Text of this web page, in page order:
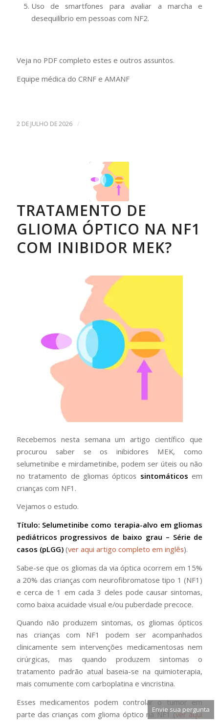
Envie sua pergunta
Uso de smartfones para avaliar a marcha e
desequilíbrio em pessoas com NF2.
Veja no PDF completo estes e outros assuntos.
Equipe médica do CRNF e AMANF
2 DE JULHO DE 2026 /
TRATAMENTO DE
GLIOMA ÓPTICO NA NF1
COM INIBIDOR MEK?
Recebemos nesta semana um artigo científico que
procurou saber se os inibidores MEK, como
selumetinibe e mirdametinibe, podem ser úteis ou não
no tratamento de gliomas ópticos sintomáticos em
crianças com NF1.
Vejamos o estudo.
Título: Selumetinibe como terapia-alvo em gliomas
pediátricos progressivos de baixo grau – Série de
casos (pLGG) (ver aqui artigo completo em inglês).
Sabe-se que os gliomas da via óptica ocorrem em 15%
a 20% das crianças com neurofibromatose tipo 1 (NF1)
e cerca de 1 em cada 3 deles pode causar sintomas,
como baixa acuidade visual e/ou puberdade precoce.
Quando não produzem sintomas, os gliomas ópticos
nas crianças com NF1 podem ser acompanhados
clinicamente sem intervenções medicamentosas nem
cirúrgicas, mas quando produzem sintomas o
tratamento padrão atual baseia-se na quimioterapia,
mais comumente com carboplatina e vincristina.
Esses medicamentos podem controlar o tumor em
parte das crianças com glioma óptico na NF1 (ver aqui